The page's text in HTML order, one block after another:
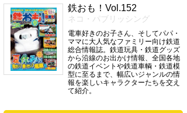
鉄おも！Vol.152
ネコ・パブリッシング
電車好きのお子さん、そしてパパ・
ママに大人気なファミリー向け鉄道
総合情報誌。鉄道玩具・鉄道グッズ
から沿線のお出かけ情報、全国各地
の鉄道イベントや鉄道車輌・鉄道模
型に至るまで、幅広いジャンルの情
報を楽しいキャラクターたちを交え
て紹介。